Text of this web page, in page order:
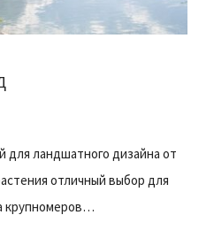
для ландшатного дизайна от
отличный выбор для
крупномеров…